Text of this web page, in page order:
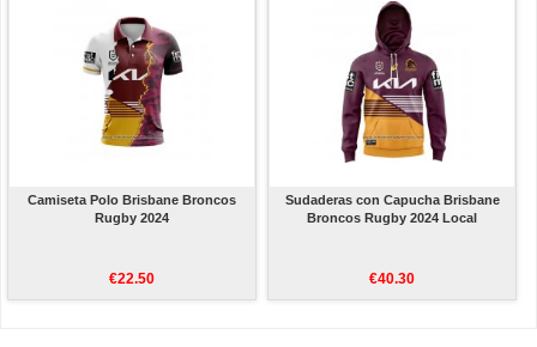
Camiseta Polo Brisbane Broncos
Rugby 2024
€22.50
Sudaderas con Capucha Brisbane
Broncos Rugby 2024 Local
€40.30